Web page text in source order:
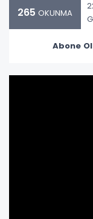
265 OKUNMA
Abone Ol